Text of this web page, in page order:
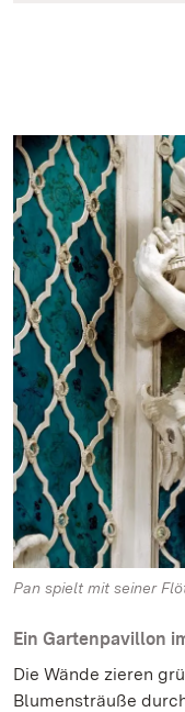
Pan spielt mit seiner
Ein Gartenpavillon
Die Wände zieren
Blumensträuße